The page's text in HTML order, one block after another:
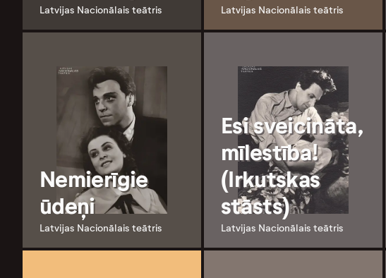
Latvijas Nacionālais teātris Latvijas Nacionālais teātris
Nemierīgie
ūdeņi
Latvijas Nacionālais teātris
Esi sveicināta,
mīlestība!
(Irkutskas
stāsts)
Latvijas Nacionālais teātris